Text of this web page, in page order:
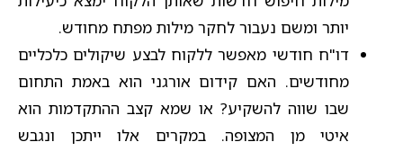
יותר ומשם נעבור לחקר מילות מפתח מחודש.
דו"ח חודשי מאפשר ללקוח לבצע שיקולים כלכליים
מחודשים. האם קידום אורגני הוא באמת התחום
שבו שווה להשקיע? או שמא קצב ההתקדמות הוא
איטי מן המצופה. במקרים אלו ייתכן ונגבש